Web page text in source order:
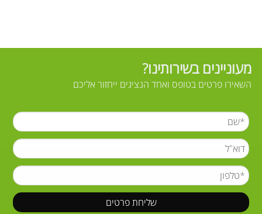
מעוניינים בשירותינו?
השאירו פרטים בטופס ואחד הנציגים ייחזור אליכם